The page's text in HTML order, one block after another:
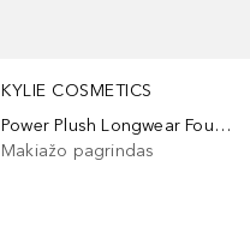
KYLIE COSMETICS
Power Plush Longwear Foundation
Makiažo pagrindas